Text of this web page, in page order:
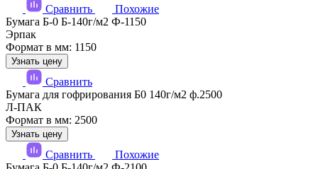
Сравнить
Похожие
Бумага Б-0 Б-140г/м2 Ф-1150
Эрпак
Формат в мм: 1150
Узнать цену
Сравнить
Бумага для гофрирования Б0 140г/м2 ф.2500
Л-ПАК
Формат в мм: 2500
Узнать цену
Сравнить
Похожие